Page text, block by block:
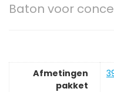
Baton voor
Afmetingen
pakket